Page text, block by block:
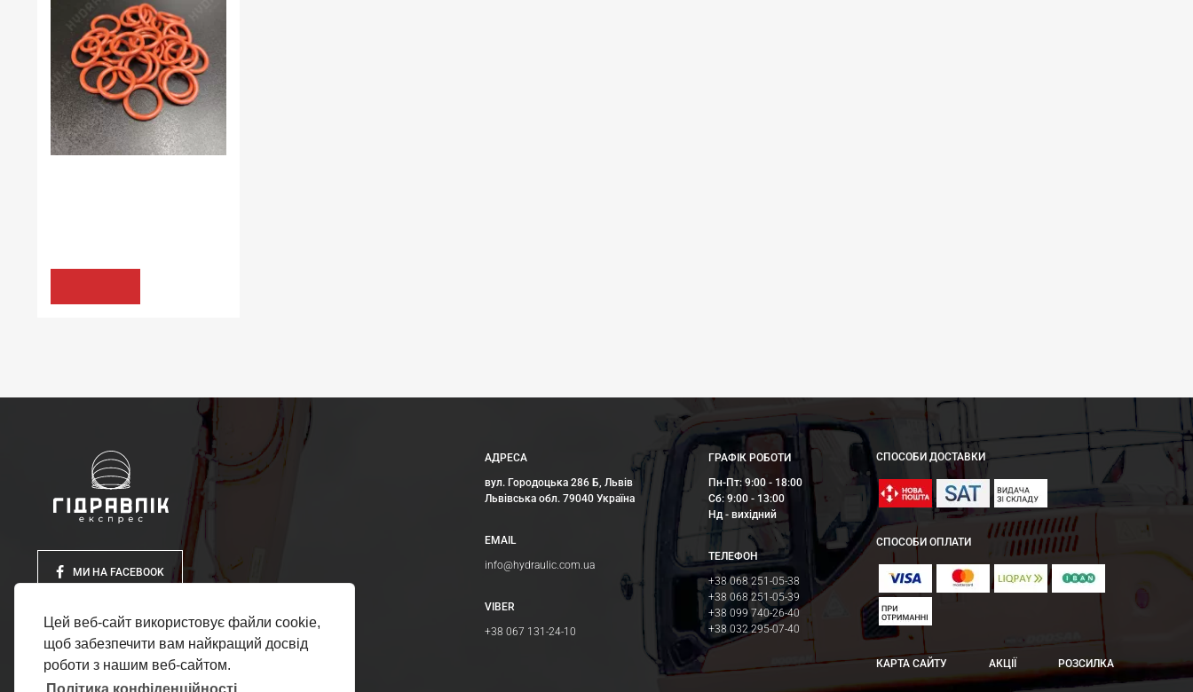
Цей веб-сайт використовує файли cookie,
щоб забезпечити вам найкращий досвід
роботи з нашим веб-сайтом.
МИ НА FACEBOOK
АДРЕСА
вул. Городоцька 286 Б, Львів
Львівська обл. 79040 Україна
EMAIL
info@hydraulic.com.ua
VIBER
+38 067 131-24-10
ГРАФІК РОБОТИ
Пн-Пт: 9:00 - 18:00
Сб: 9:00 - 13:00
Нд - вихідний
ТЕЛЕФОН
+38 068 251-05-38
+38 068 251-05-39
+38 099 740-26-40
+38 032 295-07-40
СПОСОБИ ДОСТАВКИ
СПОСОБИ ОПЛАТИ
КАРТА САЙТУ АКЦІЇ РОЗСИЛКА